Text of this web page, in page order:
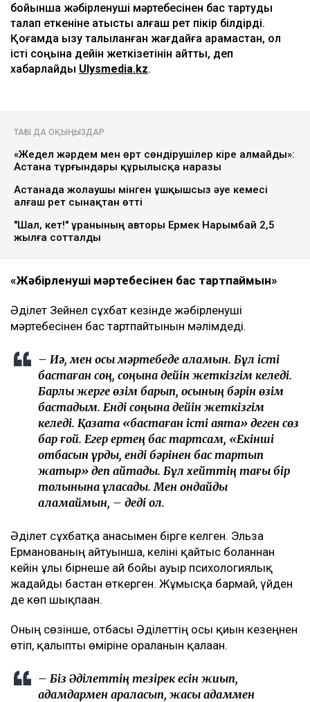
бойынша жәбірленуші мәртебесінен бас тартуды
талап еткеніне қатысты алғаш рет пікір білдірді.
Қоғамда қызу талқыланған жағдайға қарамастан, ол
істі соңына дейін жеткізетінін айтты, деп
хабарлайды Ulysmedia.kz.
ТАҒЫ ДА ОҚЫҢЫЗДАР
«Жедел жәрдем мен өрт сөндірушілер кіре алмайды»:
Астана тұрғындары құрылысқа наразы
Астанада жолаушы мінген ұшқышсыз әуе кемесі
алғаш рет сынақтан өтті
"Шал, кет!" ұранының авторы Ермек Нарымбай 2,5
жылға сотталды
«Жәбірленуші мәртебесінен бас тартпаймын»
Әділет Зейнел сұхбат кезінде жәбірленуші
мәртебесінен бас тартпайтынын мәлімдеді.
– Иә, мен осы мәртебеде қаламын. Бұл істі
бастаған соң, соңына дейін жеткізгім келеді.
Барлық жерге өзім барып, осының бәрін өзім
бастадым. Енді соңына дейін жеткізгім
келеді. Қазақта «бастаған істі аяқта» деген сөз
бар ғой. Егер ертең бас тартсам, «Екінші
отбасын құрды, енді бәрінен бас тартып
жатыр» деп айтады. Бұл хейттің тағы бір
толқынына ұласады. Мен ондайды
қаламаймын, – деді ол.
Әділет сұхбатқа анасымен бірге келген. Эльза
Ерманованың айтуынша, келіні қайтыс болғаннан
кейін ұлы бірнеше ай бойы ауыр психологиялық
жағдайды бастан өткерген. Жұмысқа бармай, үйден
де көп шықпаған.
Оның сөзінше, отбасы Әділеттің осы қиын кезеңнен
өтіп, қалыпты өміріне оралғанын қалаған.
– Біз Әділеттің тезірек есін жиып,
адамдармен араласып, жақсы адаммен